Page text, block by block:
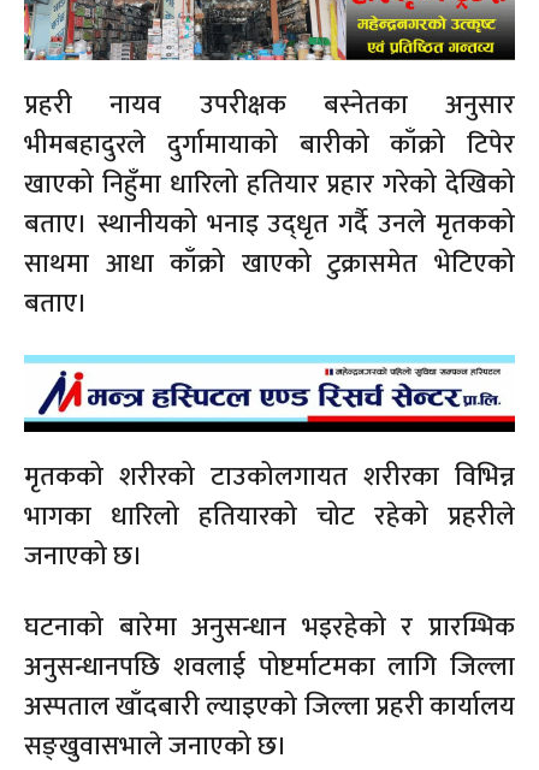
प्रहरी नायव उपरीक्षक बस्नेतका अनुसार
भीमबहादुरले दुर्गामायाको बारीको काँक्रो टिपेर
खाएको निहुँमा धारिलो हतियार प्रहार गरेको देखिको
बताए। स्थानीयको भनाइ उद्‌धृत गर्दै उनले मृतकको
साथमा आधा काँक्रो खाएको टुक्रासमेत भेटिएको
बताए।
मृतकको शरीरको टाउकोलगायत शरीरका विभिन्न
भागका धारिलो हतियारको चोट रहेको प्रहरीले
जनाएको छ।
घटनाको बारेमा अनुसन्धान भइरहेको र प्रारम्भिक
अनुसन्धानपछि शवलाई पोष्टर्माटमका लागि जिल्ला
अस्पताल खाँदबारी ल्याइएको जिल्ला प्रहरी कार्यालय
सङ्खुवासभाले जनाएको छ।